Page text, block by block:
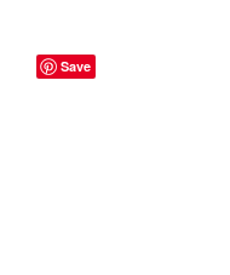
Save